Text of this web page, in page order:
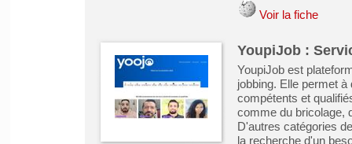
Voir la fiche
YoupiJob :
YoupiJob est
jobbing. Elle permet
compétents et
comme du bricolage,
D'autres catégories
la recherche d'un